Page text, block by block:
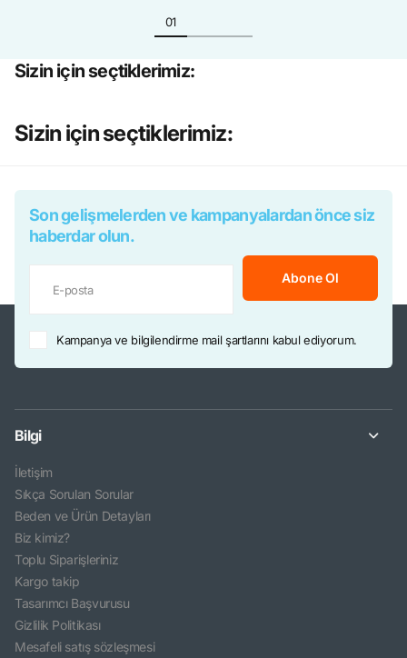
Sizin için seçtiklerimiz:
Sizin için seçtiklerimiz:
Son gelişmelerden ve kampanyalardan önce siz
haberdar olun.
Abone Ol
Kampanya ve bilgilendirme mail şartlarını kabul ediyorum.
Bilgi
İletişim
Sıkça Sorulan Sorular
Beden ve Ürün Detayları
Biz kimiz?
Toplu Siparişleriniz
Kargo takip
Tasarımcı Başvurusu
Gizlilik Politikası
Mesafeli satış sözleşmesi